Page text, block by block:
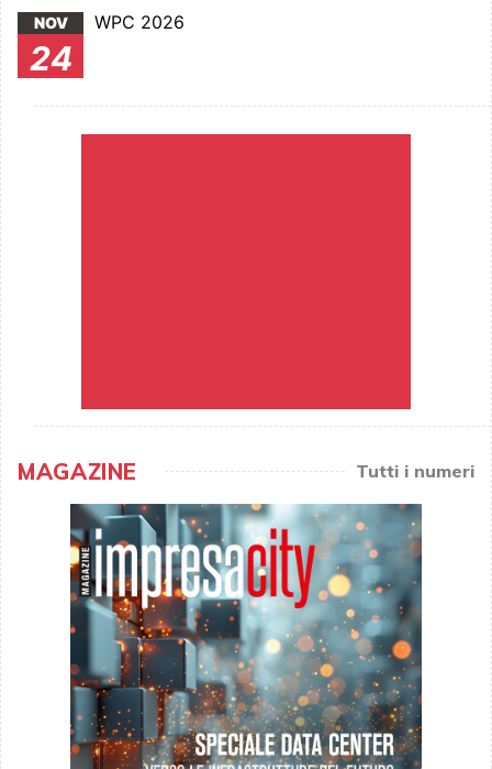
NOV
24
WPC 2026
MAGAZINE Tutti i numeri